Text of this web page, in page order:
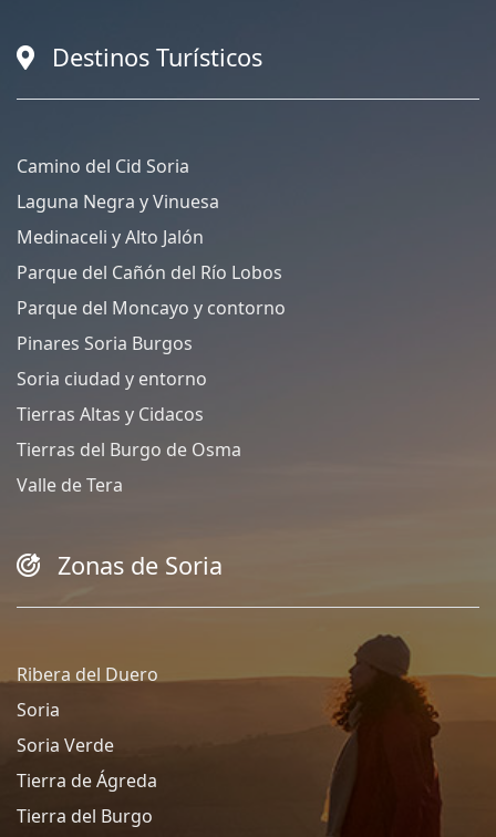
Destinos Turísticos
Camino del Cid Soria
Laguna Negra y Vinuesa
Medinaceli y Alto Jalón
Parque del Cañón del Río Lobos
Parque del Moncayo y contorno
Pinares Soria Burgos
Soria ciudad y entorno
Tierras Altas y Cidacos
Tierras del Burgo de Osma
Valle de Tera
Zonas de Soria
Ribera del Duero
Soria
Soria Verde
Tierra de Ágreda
Tierra del Burgo